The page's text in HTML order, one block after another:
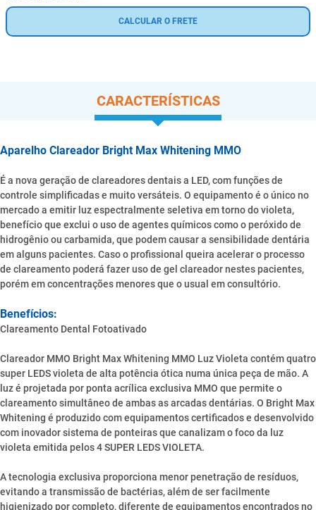
CALCULAR O FRETE
CARACTERÍSTICAS
Aparelho Clareador Bright Max Whitening MMO
É a nova geração de clareadores dentais a LED, com funções de
controle simplificadas e muito versáteis. O equipamento é o único no
mercado a emitir luz espectralmente seletiva em torno do violeta,
benefício que exclui o uso de agentes químicos como o peróxido de
hidrogênio ou carbamida, que podem causar a sensibilidade dentária
em alguns pacientes. Caso o profissional queira acelerar o processo
de clareamento poderá fazer uso de gel clareador nestes pacientes,
porém em concentrações menores que o usual em consultório.
Benefícios:
Clareamento Dental Fotoativado
Clareador MMO Bright Max Whitening MMO Luz Violeta contém quatro
super LEDS violeta de alta potência ótica numa única peça de mão. A
luz é projetada por ponta acrílica exclusiva MMO que permite o
clareamento simultâneo de ambas as arcadas dentárias. O Bright Max
Whitening é produzido com equipamentos certificados e desenvolvido
com inovador sistema de ponteiras que canalizam o foco da luz
violeta emitida pelos 4 SUPER LEDS VIOLETA.
A tecnologia exclusiva proporciona menor penetração de resíduos,
evitando a transmissão de bactérias, além de ser facilmente
higienizado por completo, diferente de equipamentos encontrados no